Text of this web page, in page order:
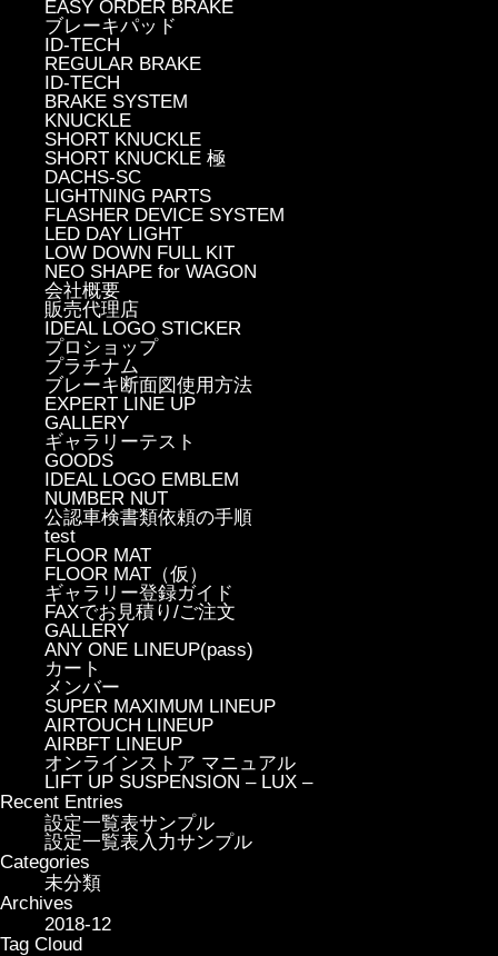
EASY ORDER BRAKE
ブレーキパッド
ID-TECH
REGULAR BRAKE
ID-TECH
BRAKE SYSTEM
KNUCKLE
SHORT KNUCKLE
SHORT KNUCKLE 極
DACHS-SC
LIGHTNING PARTS
FLASHER DEVICE SYSTEM
LED DAY LIGHT
LOW DOWN FULL KIT
NEO SHAPE for WAGON
会社概要
販売代理店
IDEAL LOGO STICKER
プロショップ
プラチナム
ブレーキ断面図使用方法
EXPERT LINE UP
GALLERY
ギャラリーテスト
GOODS
IDEAL LOGO EMBLEM
NUMBER NUT
公認車検書類依頼の手順
test
FLOOR MAT
FLOOR MAT（仮）
ギャラリー登録ガイド
FAXでお見積り/ご注文
GALLERY
ANY ONE LINEUP(pass)
カート
メンバー
SUPER MAXIMUM LINEUP
AIRTOUCH LINEUP
AIRBFT LINEUP
オンラインストア マニュアル
LIFT UP SUSPENSION – LUX –
Recent Entries
設定一覧表サンプル
設定一覧表入力サンプル
Categories
未分類
Archives
2018-12
Tag Cloud